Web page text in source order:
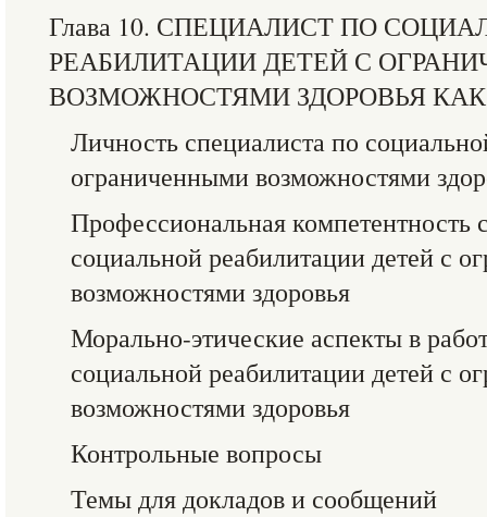
Глава 10. СПЕЦИАЛИСТ ПО
РЕАБИЛИТАЦИИ ДЕТЕЙ С
ВОЗМОЖНОСТЯМИ ЗДОРОВЬЯ
Личность специалиста по
ограниченными возможностями
Профессиональная компетентность
социальной реабилитации детей с
возможностями здоровья
Морально-этические аспекты в
социальной реабилитации детей с
возможностями здоровья
Контрольные вопросы
Темы для докладов и сообщений